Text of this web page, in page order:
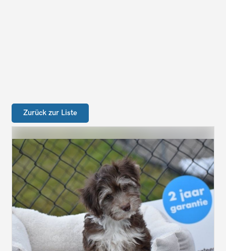
Zurück zur Liste